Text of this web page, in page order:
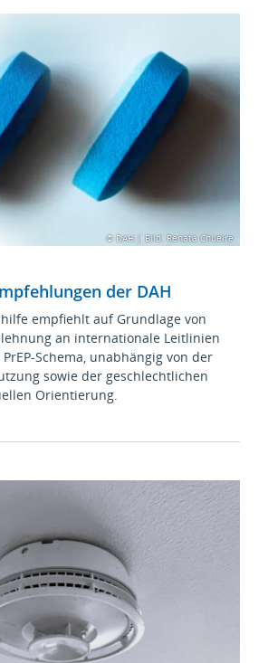
© DAH | Bild: Renata Chueire
der DAH
empfiehlt auf Grundlage von
an internationale Leitlinien
Schema, unabhängig von der
sowie der geschlechtlichen
Orientierung.